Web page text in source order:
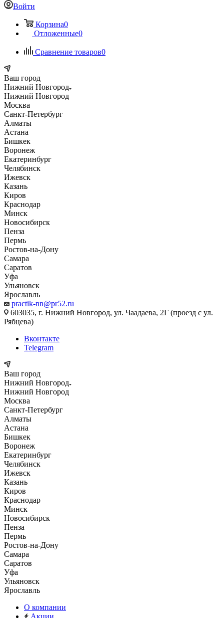
Войти
Корзина0
Отложенные0
Сравнение товаров0
Ваш город
Нижний Новгород
Нижний Новгород
Москва
Санкт-Петербург
Алматы
Астана
Бишкек
Воронеж
Екатеринбург
Челябинск
Ижевск
Казань
Киров
Краснодар
Минск
Новосибирск
Пенза
Пермь
Ростов-на-Дону
Самара
Саратов
Уфа
Ульяновск
Ярославль
practik-nn@pr52.ru
603035, г. Нижний Новгород, ул. Чаадаева, 2Г (проезд с ул.
Рябцева)
Вконтакте
Telegram
Ваш город
Нижний Новгород
Нижний Новгород
Москва
Санкт-Петербург
Алматы
Астана
Бишкек
Воронеж
Екатеринбург
Челябинск
Ижевск
Казань
Киров
Краснодар
Минск
Новосибирск
Пенза
Пермь
Ростов-на-Дону
Самара
Саратов
Уфа
Ульяновск
Ярославль
О компании
Акции